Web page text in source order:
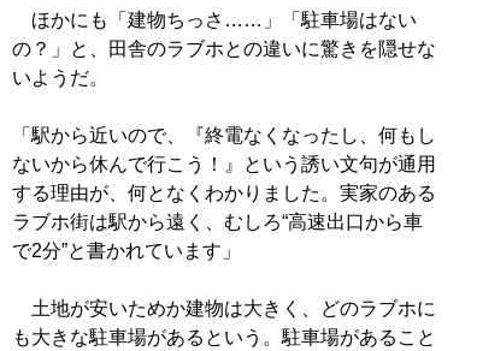
ほかにも「建物ちっさ……」「駐車場はない
の？」と、田舎のラブホとの違いに驚きを隠せな
いようだ。
「駅から近いので、『終電なくなったし、何もし
ないから休んで行こう！』という誘い文句が通用
する理由が、何となくわかりました。実家のある
ラブホ街は駅から遠く、むしろ“高速出口から車
で2分”と書かれています」
土地が安いためか建物は大きく、どのラブホに
も大きな駐車場があるという。駐車場があること